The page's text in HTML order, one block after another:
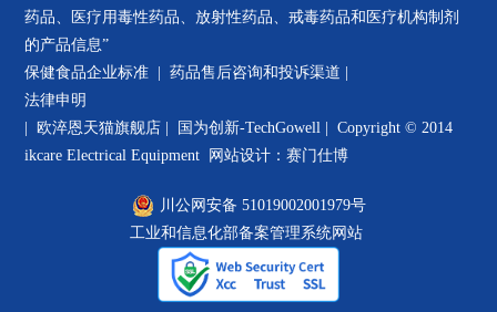
药品、医疗用毒性药品、放射性药品、戒毒药品和医疗机构制剂
的产品信息”
保健食品企业标准 |
药品售后咨询和投诉渠道
法律申明
欧淬恩天猫旗舰店 国为创新-TechGowell |Copyright © 2014
ikcare Electrical Equipment
网站设计：赛门仕博
川公网安备 51019002001979号
工业和信息化部备案管理系统网站